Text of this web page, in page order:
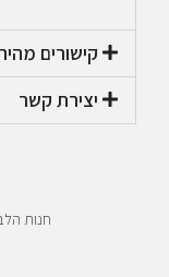
קישורים
יצירת קשר​
חנות